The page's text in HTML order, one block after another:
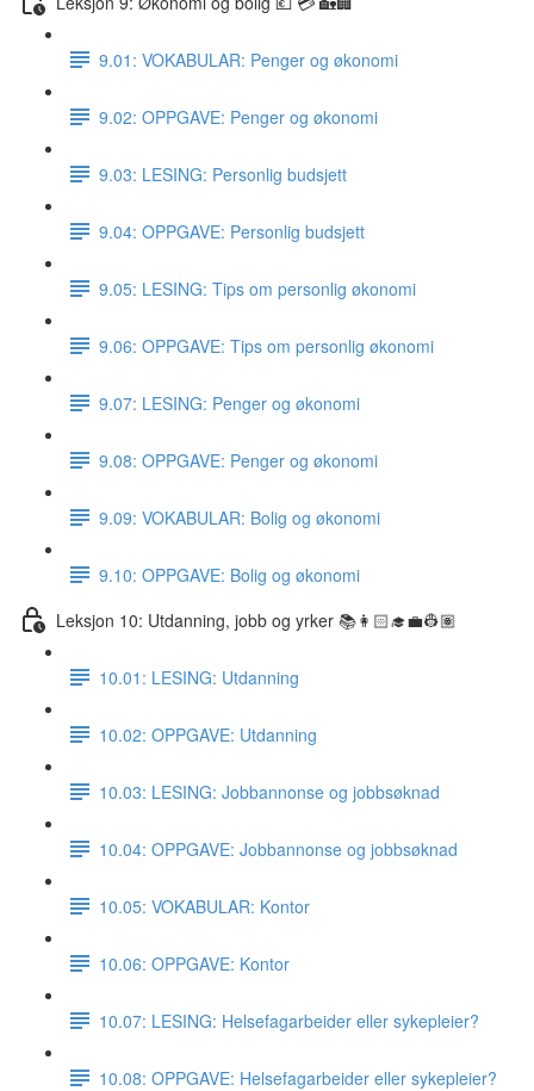
9.01: VOKABULAR: Penger og økonomi
9.02: OPPGAVE: Penger og økonomi
9.03: LESING: Personlig budsjett
9.04: OPPGAVE: Personlig budsjett
9.05: LESING: Tips om personlig økonomi
9.06: OPPGAVE: Tips om personlig økonomi
9.07: LESING: Penger og økonomi
9.08: OPPGAVE: Penger og økonomi
9.09: VOKABULAR: Bolig og økonomi
9.10: OPPGAVE: Bolig og økonomi
Leksjon 10: Utdanning, jobb og yrker 📚👩🏻‍🎓💼👷🏽
10.01: LESING: Utdanning
10.02: OPPGAVE: Utdanning
10.03: LESING: Jobbannonse og jobbsøknad
10.04: OPPGAVE: Jobbannonse og jobbsøknad
10.05: VOKABULAR: Kontor
10.06: OPPGAVE: Kontor
10.07: LESING: Helsefagarbeider eller sykepleier?
10.08: OPPGAVE: Helsefagarbeider eller sykepleier?